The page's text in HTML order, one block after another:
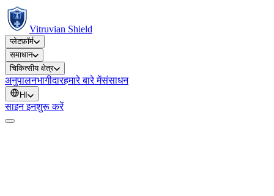
Vitruvian Shield
प्लेटफ़ॉर्म
समाधान
चिकित्सीय क्षेत्र
अनुपालनभागीदारहमारे बारे मेंसंसाधन
HI
साइन इनशुरू करें